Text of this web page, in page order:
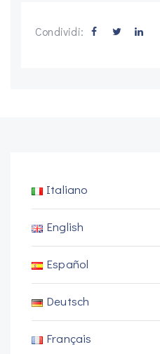
Condividi:
Italiano
English
Español
Deutsch
Français